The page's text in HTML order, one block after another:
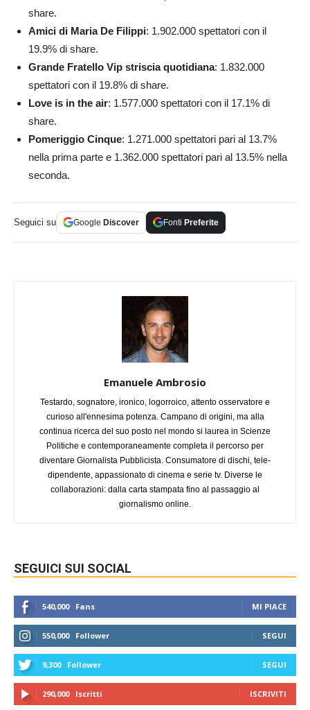
share.
Amici di Maria De Filippi: 1.902.000 spettatori con il
19.9% di share.
Grande Fratello Vip striscia quotidiana: 1.832.000
spettatori con il 19.8% di share.
Love is in the air: 1.577.000 spettatori con il 17.1% di
share.
Pomeriggio Cinque: 1.271.000 spettatori pari al 13.7%
nella prima parte e 1.362.000 spettatori pari al 13.5% nella
seconda.
Seguici su Google Discover Fonti Preferite
Emanuele Ambrosio
Testardo, sognatore, ironico, logorroico, attento osservatore e
curioso all'ennesima potenza. Campano di origini, ma alla
continua ricerca del suo posto nel mondo si laurea in Scienze
Politiche e contemporaneamente completa il percorso per
diventare Giornalista Pubblicista. Consumatore di dischi, tele-
dipendente, appassionato di cinema e serie tv. Diverse le
collaborazioni: dalla carta stampata fino al passaggio al
giornalismo online.
SEGUICI SUI SOCIAL
540,000 Fans MI PIACE
550,000 Follower SEGUI
9,300 Follower SEGUI
290,000 Iscritti ISCRIVITI